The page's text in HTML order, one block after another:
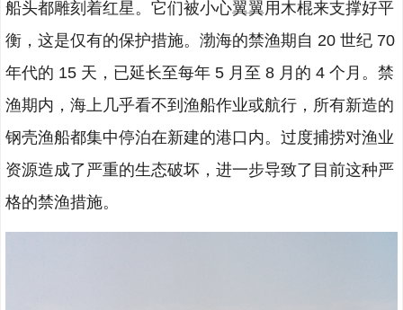
船头都雕刻着红星。它们被小心翼翼用木棍来支撑好平
衡，这是仅有的保护措施。渤海的禁渔期自 20 世纪 70
年代的 15 天，已延长至每年 5 月至 8 月的 4 个月。禁
渔期内，海上几乎看不到渔船作业或航行，所有新造的
钢壳渔船都集中停泊在新建的港口内。过度捕捞对渔业
资源造成了严重的生态破坏，进一步导致了目前这种严
格的禁渔措施。